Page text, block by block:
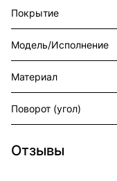
Покрытие
Модель/Исполнение
Материал
Поворот (угол)
Отзывы